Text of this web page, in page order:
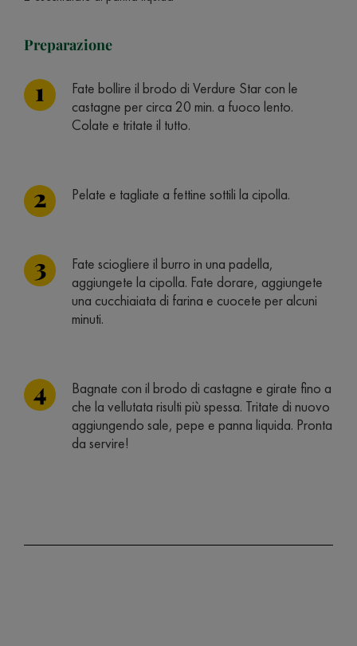
Preparazione
Fate bollire il brodo di Verdure Star con le
castagne per circa 20 min. a fuoco lento.
Colate e tritate il tutto.
Pelate e tagliate a fettine sottili la cipolla.
Fate sciogliere il burro in una padella,
aggiungete la cipolla. Fate dorare, aggiungete
una cucchiaiata di farina e cuocete per alcuni
minuti.
Bagnate con il brodo di castagne e girate fino a
che la vellutata risulti più spessa. Tritate di nuovo
aggiungendo sale, pepe e panna liquida. Pronta
da servire!